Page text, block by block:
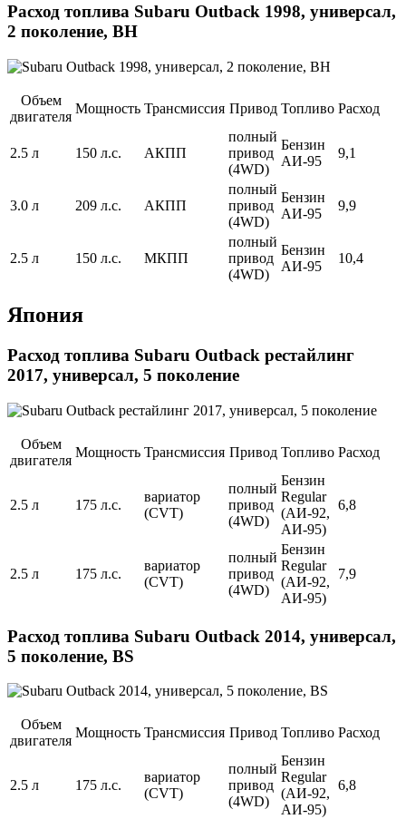
Расход топлива Subaru Outback 1998, универсал,
2 поколение, BH
Объем
двигателя
Мощность Трансмиссия Привод Топливо Расход
2.5 л 150 л.с. АКПП
полный
привод
(4WD)
Бензин
АИ-95
9,1
3.0 л 209 л.с. АКПП
полный
привод
(4WD)
Бензин
АИ-95
9,9
2.5 л 150 л.с. МКПП
полный
привод
(4WD)
Бензин
АИ-95
10,4
Япония
Расход топлива Subaru Outback рестайлинг
2017, универсал, 5 поколение
Объем
двигателя
Мощность Трансмиссия Привод Топливо Расход
2.5 л 175 л.с.
вариатор
(CVT)
полный
привод
(4WD)
Бензин
Regular
(АИ-92,
АИ-95)
6,8
2.5 л 175 л.с.
вариатор
(CVT)
полный
привод
(4WD)
Бензин
Regular
(АИ-92,
АИ-95)
7,9
Расход топлива Subaru Outback 2014, универсал,
5 поколение, BS
Объем
двигателя
Мощность Трансмиссия Привод Топливо Расход
2.5 л 175 л.с.
вариатор
(CVT)
полный
привод
(4WD)
Бензин
Regular
(АИ-92,
АИ-95)
6,8